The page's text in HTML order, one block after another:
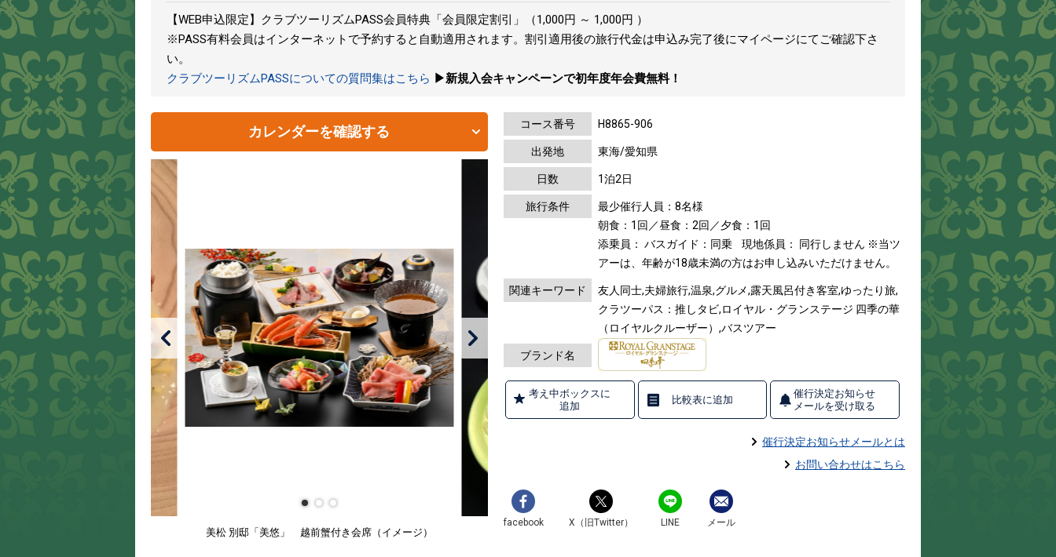
【WEB申込限定】クラブツーリズムPASS会員特典「会員限定割引」（1,000円 ～ 1,000円 ）
※PASS有料会員はインターネットで予約すると自動適用されます。割引適用後の旅行代金は申込み完了後にマイページにてご確認下さ
い。
クラブツーリズムPASSについての質問集はこちら ▶新規入会キャンペーンで初年度年会費無料！
カレンダーを確認する
美松 別邸「美悠」 越前蟹付き会席（イメージ）
コース番号 H8865-906
出発地 東海/愛知県
日数 1泊2日
旅行条件
最少催行人員：8名様
朝食：1回／昼食：2回／夕食：1回
添乗員： バスガイド：同乗
現地係員： 同行しません ※当ツ
アーは、年齢が18歳未満の方はお申し込みいただけません。
関連キーワード
友人同士,夫婦旅行,温泉,グルメ,露天風呂付き客室,ゆったり旅,
クラツーパス：推しタビ,ロイヤル・グランステージ 四季の華
（ロイヤルクルーザー）,バスツアー
ブランド名
考え中ボックスに
追加
比較表に追加
催行決定お知らせ
メールを受け取る
催行決定お知らせメールとは
お問い合わせはこちら
facebook X（旧Twitter） LINE メール